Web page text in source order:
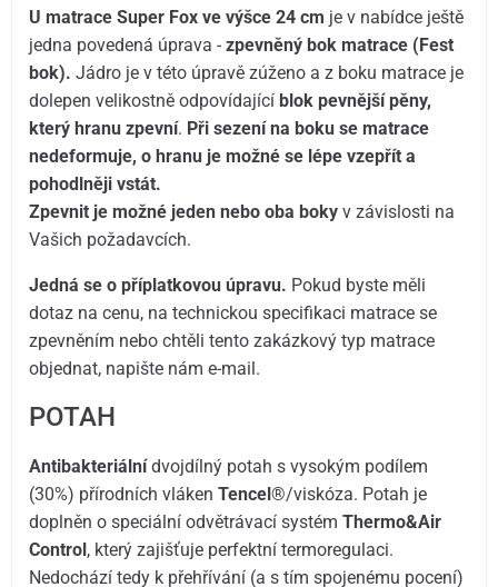
U matrace Super Fox ve výšce 24 cm je v nabídce ještě
jedna povedená úprava -zpevněný bok matrace (Fest
bok). Jádro je v této úpravě zúženo a z boku matrace je
dolepen velikostně odpovídající blok pevnější pěny,
který hranu zpevní. Při sezení na boku se matrace
nedeformuje, o hranu je možné se lépe vzepřít a
pohodlněji vstát.
Zpevnit je možné jeden nebo oba boky v závislosti na
Vašich požadavcích.
Jedná se o příplatkovou úpravu. Pokud byste měli
dotaz na cenu, na technickou specifikaci matrace se
zpevněním nebo chtěli tento zakázkový typ matrace
objednat, napište nám e-mail.
POTAH
Antibakteriálnídvojdílný potah s vysokým podílem
(30%) přírodních vlákenTencel®/viskóza. Potah je
doplněn o speciální odvětrávací systémThermo&Air
Control, který zajišťuje perfektní termoregulaci.
Nedochází tedy k přehřívání (a s tím spojenému pocení)